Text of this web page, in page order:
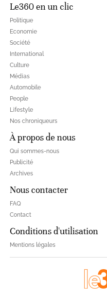
Le360 en un clic
Politique
Economie
Société
International
Culture
Médias
Automobile
People
Lifestyle
Nos chroniqueurs
À propos de nous
Qui sommes-nous
Publicité
Archives
Nous contacter
FAQ
Contact
Conditions d'utilisation
Mentions légales